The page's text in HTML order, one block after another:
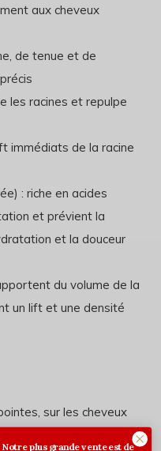
aux cheveux
de tenue et de
les racines et repulpe
immédiats de la racine
: riche en acides
et prévient la
et la douceur
du volume de la
un lift et une densité
sur les cheveux
Notre plus grande vente est de